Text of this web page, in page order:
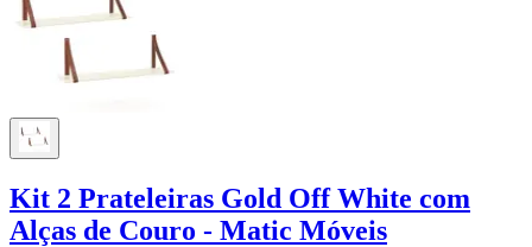
Kit 2 Prateleiras Gold Off White com
Alças de Couro - Matic Móveis